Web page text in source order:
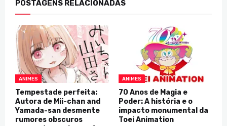
POSTAGENS RELACIONADAS
ANIMES
Tempestade perfeita:
Autora de Mii-chan and
Yamada-san desmente
rumores obscuros
ANIMES
70 Anos de Magia e
Poder: A história e o
impacto monumental da
Toei Animation